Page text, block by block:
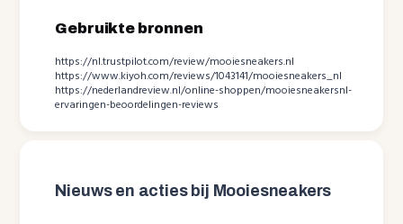
Gebruikte bronnen
https://nl.trustpilot.com/review/mooiesneakers.nl
https://www.kiyoh.com/reviews/1043141/mooiesneakers_nl
https://nederlandreview.nl/online-shoppen/mooiesneakersnl-
ervaringen-beoordelingen-reviews
Nieuws en acties bij Mooiesneakers